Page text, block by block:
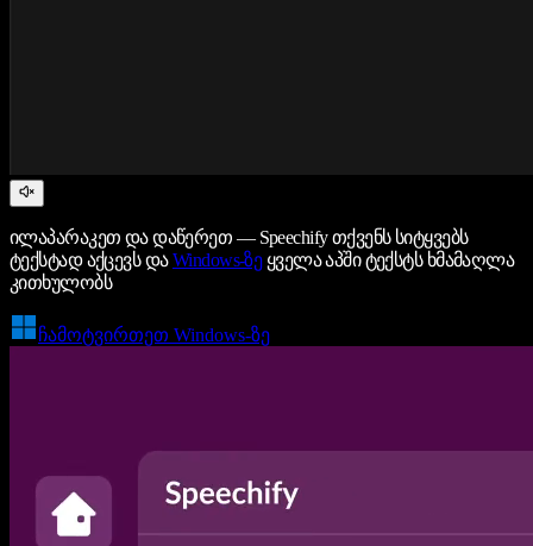
ილაპარაკეთ და დაწერეთ — Speechify თქვენს სიტყვებს
ტექსტად აქცევს დაWindows-ზეყველა აპში ტექსტს ხმამაღლა
კითხულობს
ჩამოტვირთეთ Windows-ზე